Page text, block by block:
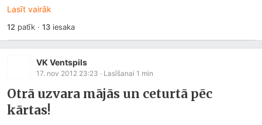
Lasīt vairāk
12 patīk · 13iesaka
VK Ventspils
17. nov 2012 23:23 · Lasīšanai 1 min
Otrā uzvara mājās un ceturtā pēc
kārtas!